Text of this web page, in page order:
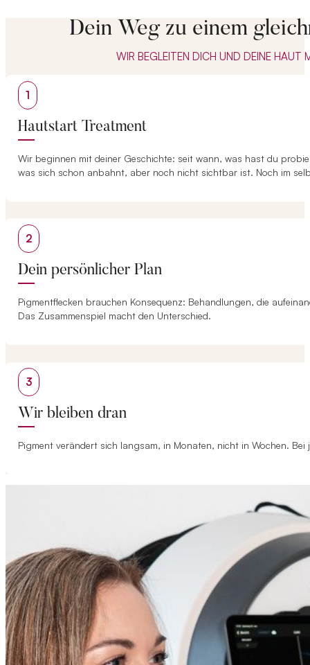
Dein Weg zu einem
WIR BEGLEITEN DICH UND DEINE HAUT
1
Hautstart Treatment
Wir beginnen mit deiner Geschichte: seit wann, was hast du
was sich schon anbahnt, aber noch nicht sichtbar ist. Noch im
2
Dein persönlicher Plan
Pigmentflecken brauchen Konsequenz: Behandlungen, die
Das Zusammenspiel macht den Unterschied.
3
Wir bleiben dran
Pigment verändert sich langsam, in Monaten, nicht in Wochen.